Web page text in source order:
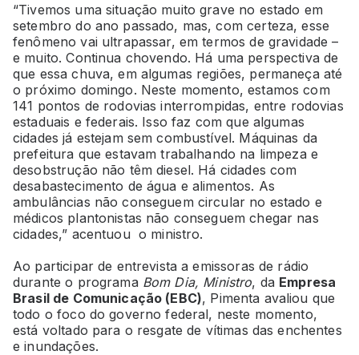
“Tivemos uma situação muito grave no estado em
setembro do ano passado, mas, com certeza, esse
fenômeno vai ultrapassar, em termos de gravidade –
e muito. Continua chovendo. Há uma perspectiva de
que essa chuva, em algumas regiões, permaneça até
o próximo domingo. Neste momento, estamos com
141 pontos de rodovias interrompidas, entre rodovias
estaduais e federais. Isso faz com que algumas
cidades já estejam sem combustível. Máquinas da
prefeitura que estavam trabalhando na limpeza e
desobstrução não têm diesel. Há cidades com
desabastecimento de água e alimentos. As
ambulâncias não conseguem circular no estado e
médicos plantonistas não conseguem chegar nas
cidades,” acentuou o ministro.
Ao participar de entrevista a emissoras de rádio
durante o programa Bom Dia, Ministro, da Empresa
Brasil de Comunicação (EBC), Pimenta avaliou que
todo o foco do governo federal, neste momento,
está voltado para o resgate de vítimas das enchentes
e inundações.